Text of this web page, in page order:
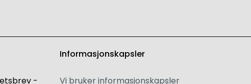
-
Informasjonskapsler
Vi bruker informasjonskapsler